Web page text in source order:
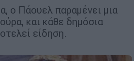
ο Πάουελ παραμένει μια
και κάθε δημόσια
είδηση.